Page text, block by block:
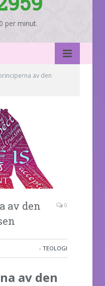
per minut.
av den
av den
0
- TEOLOGI
av den